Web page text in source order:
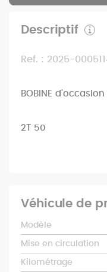
Descriptif
Ref. : 2025-
BOBINE d'occasion
2T 50
Véhicule de
Modèle
Mise en circulation
Kilométrage